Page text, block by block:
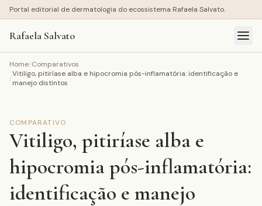
Portal editorial de dermatologia do ecossistema Rafaela Salvato.
Rafaela Salvato
Home/Comparativos
/Vitiligo, pitiríase alba e hipocromia pós-inflamatória: identificação e
manejo distintos
COMPARATIVO
Vitiligo, pitiríase alba e
hipocromia pós-inflamatória:
identificação e manejo